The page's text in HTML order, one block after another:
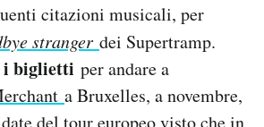
citazioni musicali, per
stranger dei Supertramp.
i biglietti per andare a
a Bruxelles, a novembre,
del tour europeo visto che in